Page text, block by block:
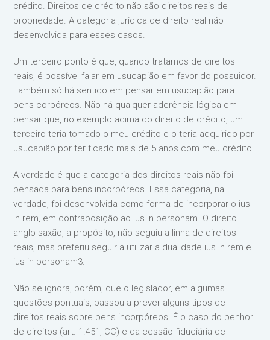
crédito. Direitos de crédito não são direitos reais de
propriedade. A categoria jurídica de direito real não
desenvolvida para esses casos.
Um terceiro ponto é que, quando tratamos de direitos
reais, é possível falar em usucapião em favor do possuidor.
Também só há sentido em pensar em usucapião para
bens corpóreos. Não há qualquer aderência lógica em
pensar que, no exemplo acima do direito de crédito, um
terceiro teria tomado o meu crédito e o teria adquirido por
usucapião por ter ficado mais de 5 anos com meu crédito.
A verdade é que a categoria dos direitos reais não foi
pensada para bens incorpóreos. Essa categoria, na
verdade, foi desenvolvida como forma de incorporar o ius
in rem, em contraposição ao ius in personam. O direito
anglo-saxão, a propósito, não seguiu a linha de direitos
reais, mas preferiu seguir a utilizar a dualidade ius in rem e
ius in personam3.
Não se ignora, porém, que o legislador, em algumas
questões pontuais, passou a prever alguns tipos de
direitos reais sobre bens incorpóreos. É o caso do penhor
de direitos (art. 1.451, CC) e da cessão fiduciária de